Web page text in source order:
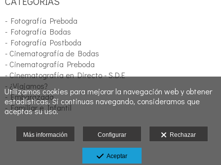
- Fotografía Preboda
- Fotografía Bodas
- Fotografía Postboda
- Cinematografía de Bodas
- Cinematografía Preboda
- Cinematografía en Directo - S.D.E
- ¿Viajamos?
- Embarazada
- Familiar e Infantil
Utilizamos cookies para mejorar la navegación web y obtener
estadísticas. Si continuas navegando, consideramos que
aceptas su uso.
Más información Configurar Rechazar
Aceptar